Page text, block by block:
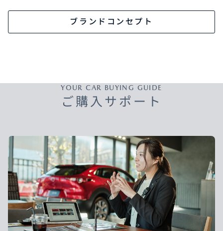
ブランドコンセプト
YOUR CAR BUYING GUIDE
ご購入サポート